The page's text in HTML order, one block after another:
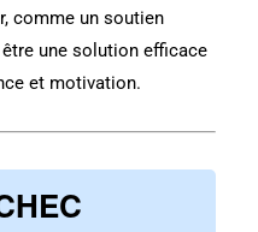
comme un soutien
une solution efficace
et motivation.